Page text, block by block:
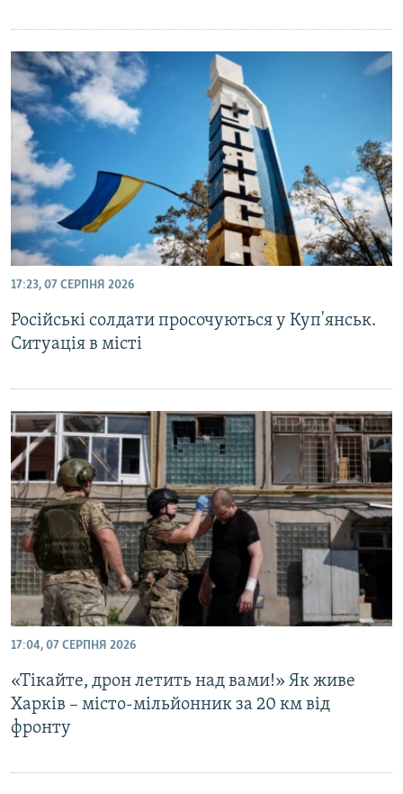
17:23, 07 СЕРПНЯ 2026
Російські солдати просочуються у Куп'янськ.
Ситуація в місті
17:04, 07 СЕРПНЯ 2026
«Тікайте, дрон летить над вами!» Як живе
Харків – місто-мільйонник за 20 км від
фронту